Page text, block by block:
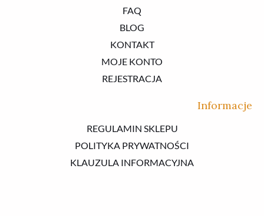
FAQ
BLOG
KONTAKT
MOJE KONTO
REJESTRACJA
Informacje
REGULAMIN SKLEPU
POLITYKA PRYWATNOŚCI
KLAUZULA INFORMACYJNA